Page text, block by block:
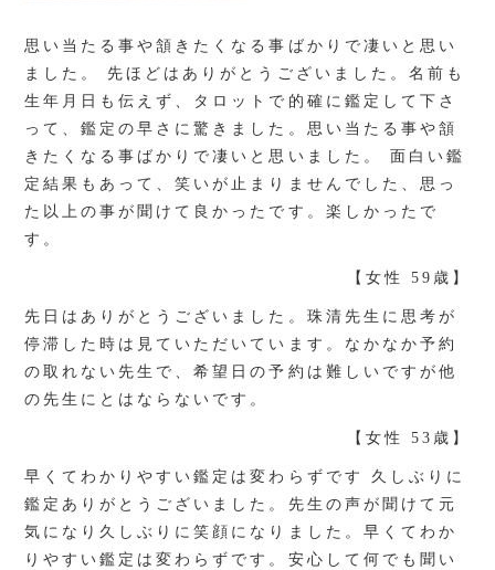
思い当たる事や頷きたくなる事ばかりで凄いと思い
ました。 先ほどはありがとうございました。名前も
生年月日も伝えず、タロットで的確に鑑定して下さ
って、鑑定の早さに驚きました。思い当たる事や頷
きたくなる事ばかりで凄いと思いました。 面白い鑑
定結果もあって、笑いが止まりませんでした、思っ
た以上の事が聞けて良かったです。楽しかったで
す。
【女性 59歳】
先日はありがとうございました。珠清先生に思考が
停滞した時は見ていただいています。なかなか予約
の取れない先生で、希望日の予約は難しいですが他
の先生にとはならないです。
【女性 53歳】
早くてわかりやすい鑑定は変わらずです 久しぶりに
鑑定ありがとうございました。先生の声が聞けて元
気になり久しぶりに笑顔になりました。早くてわか
りやすい鑑定は変わらずです。安心して何でも聞い